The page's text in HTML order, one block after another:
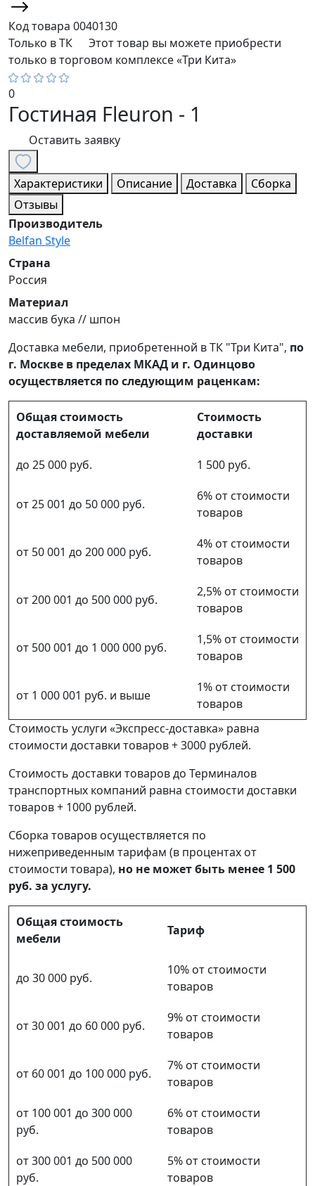
Код товара 0040130
Только в ТК
Этот товар вы можете приобрести
только в торговом комплексе «Три Кита»
0
Гостиная Fleuron - 1
Оставить заявку
Характеристики Описание Доставка
Сборка
Отзывы
Производитель
Belfan Style
Страна
Россия
Материал
массив бука // шпон
Доставка мебели, приобретенной в ТК "Три Кита", по
г. Москве в пределах МКАД и г. Одинцово
осуществляется по следующим раценкам:
Общая стоимость
доставляемой мебели
Стоимость
доставки
до 25 000 руб.
1 500 руб.
от 25 001 до 50 000 руб.
6% от стоимости
товаров
от 50 001 до 200 000 руб.
4% от стоимости
товаров
от 200 001 до 500 000 руб.
2,5% от стоимости
товаров
от 500 001 до 1 000 000 руб.
1,5% от стоимости
товаров
от 1 000 001 руб. и выше
1% от стоимости
товаров
Стоимость услуги «Экспресс-доставка» равна
стоимости доставки товаров + 3000 рублей.
Стоимость доставки товаров до Терминалов
транспортных компаний равна стоимости доставки
товаров + 1000 рублей.
Сборка товаров осуществляется по
нижеприведенным тарифам (в процентах от
стоимости товара), но не может быть менее 1 500
руб. за услугу.
Общая стоимость
мебели
Тариф
до 30 000 руб.
10% от стоимости
товаров
от 30 001 до 60 000 руб.
9% от стоимости
товаров
от 60 001 до 100 000 руб.
7% от стоимости
товаров
от 100 001 до 300 000
руб.
6% от стоимости
товаров
от 300 001 до 500 000
руб.
5% от стоимости
товаров